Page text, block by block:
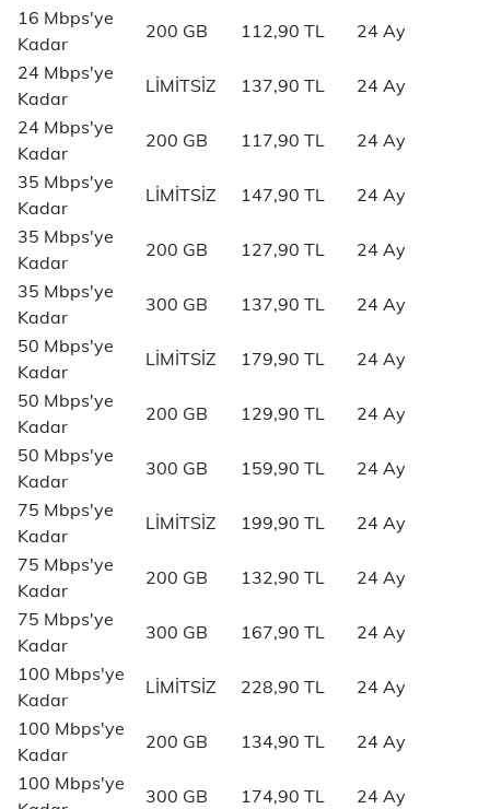
16 Mbps'ye
Kadar
200 GB 112,90 TL
24 Ay
24 Mbps'ye
Kadar
LİMİTSİZ 137,90 TL
24 Ay
24 Mbps'ye
Kadar
200 GB 117,90 TL
24 Ay
35 Mbps'ye
Kadar
LİMİTSİZ 147,90 TL
24 Ay
35 Mbps'ye
Kadar
200 GB 127,90 TL
24 Ay
35 Mbps'ye
Kadar
300 GB 137,90 TL
24 Ay
50 Mbps'ye
Kadar
LİMİTSİZ 179,90 TL
24 Ay
50 Mbps'ye
Kadar
200 GB 129,90 TL
24 Ay
50 Mbps'ye
Kadar
300 GB 159,90 TL
24 Ay
75 Mbps'ye
Kadar
LİMİTSİZ 199,90 TL
24 Ay
75 Mbps'ye
Kadar
200 GB 132,90 TL
24 Ay
75 Mbps'ye
Kadar
300 GB 167,90 TL
24 Ay
100 Mbps'ye
Kadar
LİMİTSİZ 228,90 TL
24 Ay
100 Mbps'ye
Kadar
200 GB 134,90 TL
24 Ay
100 Mbps'ye
300 GB 174,90 TL 24 Ay